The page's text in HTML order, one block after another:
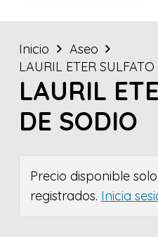
Inicio
Aseo
LAURIL ETER
LAURIL
DE SODIO
Precio disponible
registrados. Inicia